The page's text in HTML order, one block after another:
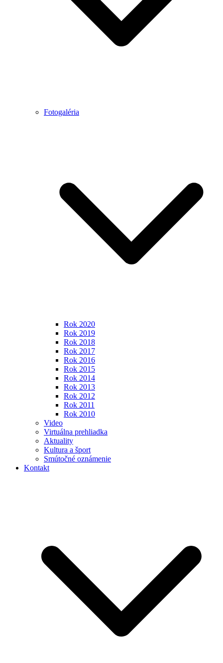
Fotogaléria
Rok 2020
Rok 2019
Rok 2018
Rok 2017
Rok 2016
Rok 2015
Rok 2014
Rok 2013
Rok 2012
Rok 2011
Rok 2010
Video
Virtuálna prehliadka
Aktuality
Kultura a šport
Smútočné oznámenie
Kontakt